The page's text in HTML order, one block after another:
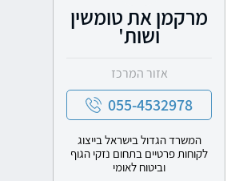
מרקמן את טומשין
ושות'
אזור המרכז
055-4532978
המשרד הגדול בישראל בייצוג
לקוחות פרטיים בתחום נזקי הגוף
וביטוח לאומי